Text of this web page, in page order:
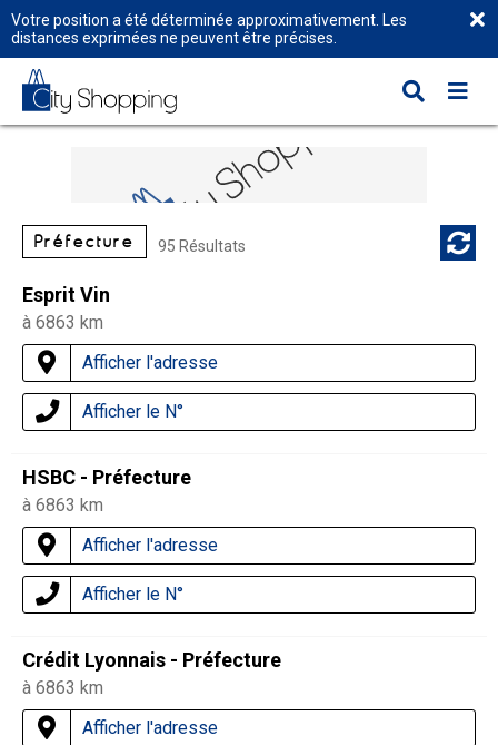
Votre position a été déterminée approximativement. Les
distances exprimées ne peuvent être précises.
Préfecture 95 Résultats
Esprit Vin
à 6863 km
Afficher l'adresse
Afficher le N°
HSBC - Préfecture
à 6863 km
Afficher l'adresse
Afficher le N°
Crédit Lyonnais - Préfecture
à 6863 km
Afficher l'adresse